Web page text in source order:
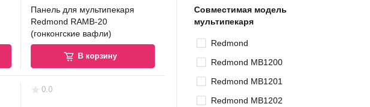
Панель для мультипекаря
Redmond RAMB-20
(гонконгские вафли)
В корзину
0.0
Совместимая модель
мультипекаря
Redmond
Redmond MB1200
Redmond MB1201
Redmond MB1202